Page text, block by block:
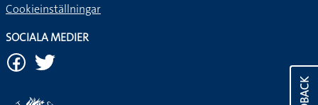
Cookieinställningar
SOCIALA MEDIER